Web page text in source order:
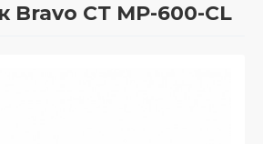
Bravo СТ MP-600-CL